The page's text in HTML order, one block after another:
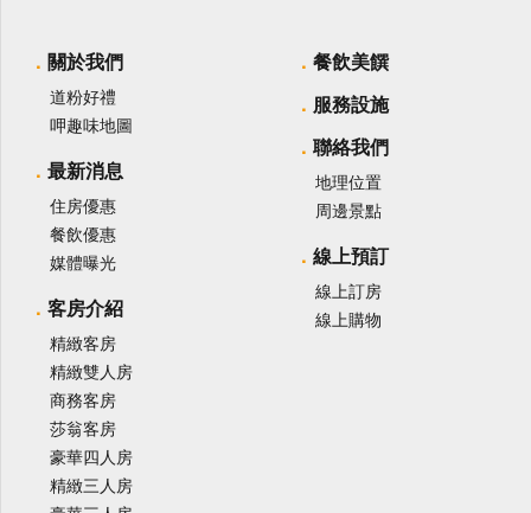
關於我們
道粉好禮
呷趣味地圖
最新消息
住房優惠
餐飲優惠
媒體曝光
客房介紹
精緻客房
精緻雙人房
商務客房
莎翁客房
豪華四人房
精緻三人房
餐飲美饌
服務設施
聯絡我們
地理位置
周邊景點
線上預訂
線上訂房
線上購物